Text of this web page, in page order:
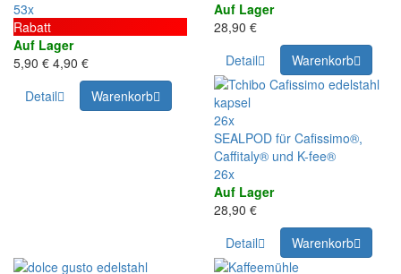
53x
Rabatt
Auf Lager
5,90 € 4,90 €
Detail
Warenkorb
Auf Lager
28,90 €
Detail
Warenkorb
26x
SEALPOD für Cafissimo®,
Caffitaly® und K-fee®
26x
Auf Lager
28,90 €
Detail
Warenkorb